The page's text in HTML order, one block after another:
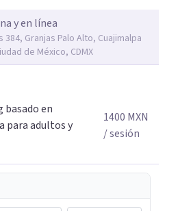
as a encontrar herramientas
con su vida de maneras
lo necesitan. Hago
de México.
herramientas de psicología
y equipos.
y en línea
384, Granjas Palo Alto, Cuajimalpa
de México, CDMX
basado en
para adultos y
1400 MXN
/ sesión